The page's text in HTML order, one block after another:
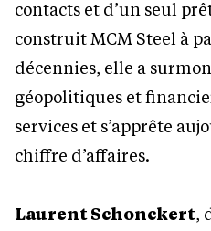
contacts et d’un seul
construit MCM Steel à
décennies, elle a
géopolitiques et
services et s’apprête
chiffre d’affaires.
Laurent Schonckert,